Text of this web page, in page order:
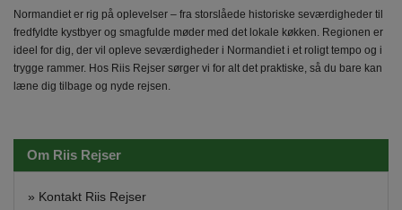
Normandiet er rig på oplevelser – fra storslåede historiske seværdigheder til
fredfyldte kystbyer og smagfulde møder med det lokale køkken. Regionen er
ideel for dig, der vil opleve seværdigheder i Normandiet i et roligt tempo og i
trygge rammer. Hos Riis Rejser sørger vi for alt det praktiske, så du bare kan
læne dig tilbage og nyde rejsen.
Om Riis Rejser
» Kontakt Riis Rejser